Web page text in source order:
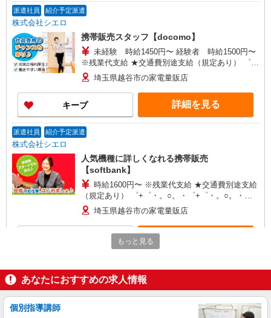
派遣社員 紹介予定派遣
株式会社シエロ
携帯販売スタッフ【docomo】
未経験 時給1450円〜 経験者 時給1500円〜
※残業代支給 ★交通費別途支給（規定あり） ゜
+゜・。○。・゜+゜・。○。・゜+゜ 入社祝い金10
万円支給(規定有) お友達を紹介頂くと, インセンテ
ィブ支給(規定有) ★月2回払い・週払い可能（規程
有）★ ゜・。○。・゜+゜・。○。・゜+゜
埼玉県越谷市の家電量販店
キープ 詳細を見る
派遣社員 紹介予定派遣
株式会社シエロ
人気機種に詳しくなれる携帯販売
【softbank】
時給1600円〜 ※残業代支給 ★交通費別途支給
（規定あり） ゜+゜・。○。・゜+゜・。○。・゜
+゜ 入社祝い金10万円支給(規定有) お友達を紹介
頂くと, インセンティブ支給(規定有) ★月2回払
い・週払い可能（規程有）★ ゜・。○。・゜
+゜・。○。・゜+゜
埼玉県越谷市の家電量販店
株式会社シエロ
人気機種に詳しくなれる携帯販売
月給205000円〜 ※残業代支給 ★交通費別途支
もっと見る
あなたにおすすめの求人情報
個別指導講師